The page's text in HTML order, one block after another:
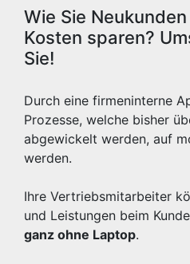
Wie Sie
Kosten sparen?
Sie!
Durch eine firmeninterne
Prozesse, welche bisher
abgewickelt werden, auf
werden.
Ihre Vertriebsmitarbeiter
und Leistungen beim
ganz ohne Laptop.